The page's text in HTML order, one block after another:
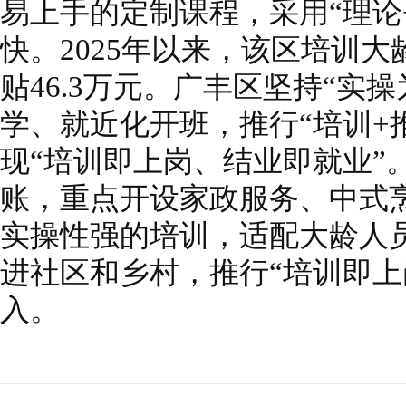
易上手的定制课程，采用“理
快。2025年以来，该区培训
贴46.3万元。广丰区坚持“实
学、就近化开班，推行“培训+
现“培训即上岗、结业即就业”
账，重点开设家政服务、中式
实操性强的培训，适配大龄人
进社区和乡村，推行“培训即
入。